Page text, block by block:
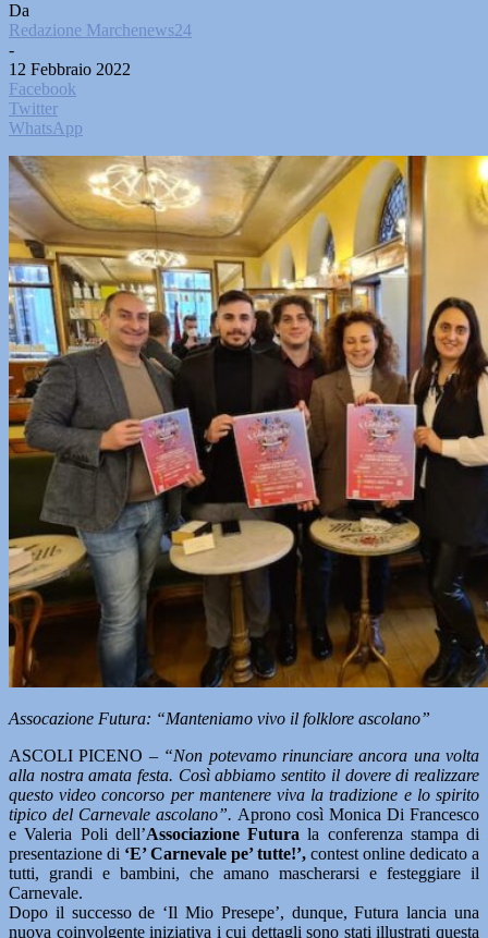
Da
Redazione Marchenews24
-
12 Febbraio 2022
Facebook
Twitter
WhatsApp
Assocazione Futura: “Manteniamo vivo il folklore ascolano”
ASCOLI PICENO –“Non potevamo rinunciare ancora una volta
alla nostra amata festa. Così abbiamo sentito il dovere di realizzare
questo video concorso per mantenere viva la tradizione e lo spirito
tipico del Carnevale ascolano”. Aprono così Monica Di Francesco
e Valeria Poli dell’Associazione Futura la conferenza stampa di
presentazione di ‘E’ Carnevale pe’ tutte!’, contest online dedicato a
tutti, grandi e bambini, che amano mascherarsi e festeggiare il
Carnevale.
Dopo il successo de ‘Il Mio Presepe’, dunque, Futura lancia una
nuova coinvolgente iniziativa i cui dettagli sono stati illustrati questa